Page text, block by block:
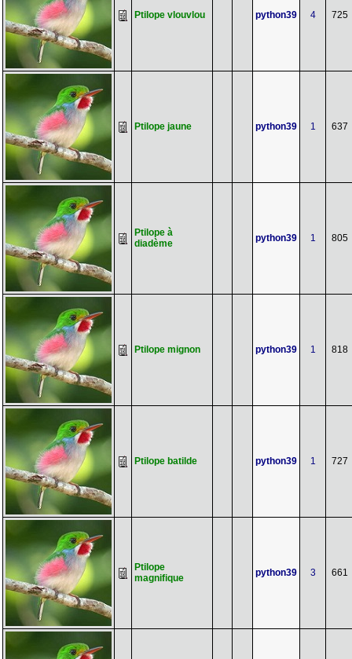
Ptilope vlouvlou python39 4 725
Ptilope jaune python39 1 637
Ptilope à
diadème
python39 1 805
Ptilope mignon python39 1 818
Ptilope batilde python39 1 727
Ptilope
magnifique
python39 3 661